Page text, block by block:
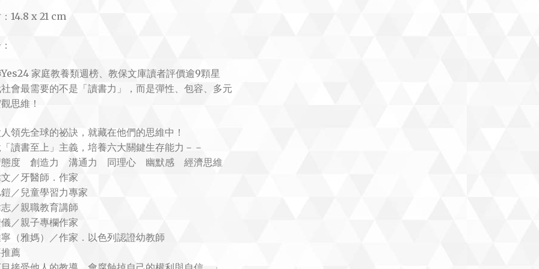
14.8 x 21 cm
家庭教養類週榜、教保文庫讀者評價逾9顆星
會最需要的不是「讀書力」，而是彈性、包容、多元
思維！
領先全球的祕訣，就藏在他們的思維中！
讀書至上」主義，培養六大關鍵生存能力－－
態度 創造力 溝通力 同理心 幽默感 經濟思維
／牙醫師．作家
／兒童學習力專家
／親職教育講師
／親子專欄作家
（雅媽）／作家．以色列認證幼教師
薦